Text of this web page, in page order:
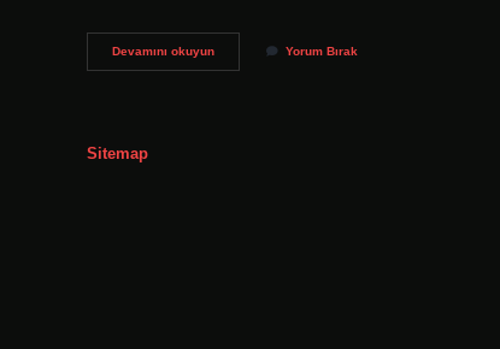
Devamını okuyunDolmabahçe
Sarayında
Yorum Bırak
Sitemap